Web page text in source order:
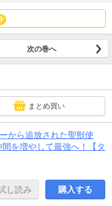
次の巻へ
まとめ買い
から追放された聖獣使
を増やして最強へ！【タ
し読み 購入する